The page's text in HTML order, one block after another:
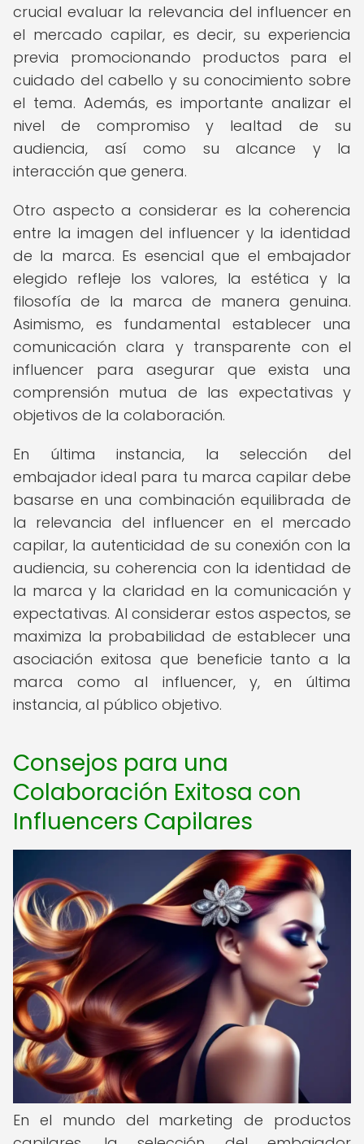
crucial evaluar la relevancia del influencer en
el mercado capilar, es decir, su experiencia
previa promocionando productos para el
cuidado del cabello y su conocimiento sobre
el tema. Además, es importante analizar el
nivel de compromiso y lealtad de su
audiencia, así como su alcance y la
interacción que genera.
Otro aspecto a considerar es la coherencia
entre la imagen del influencer y la identidad
de la marca. Es esencial que el embajador
elegido refleje los valores, la estética y la
filosofía de la marca de manera genuina.
Asimismo, es fundamental establecer una
comunicación clara y transparente con el
influencer para asegurar que exista una
comprensión mutua de las expectativas y
objetivos de la colaboración.
En última instancia, la selección del
embajador ideal para tu marca capilar debe
basarse en una combinación equilibrada de
la relevancia del influencer en el mercado
capilar, la autenticidad de su conexión con la
audiencia, su coherencia con la identidad de
la marca y la claridad en la comunicación y
expectativas. Al considerar estos aspectos, se
maximiza la probabilidad de establecer una
asociación exitosa que beneficie tanto a la
marca como al influencer, y, en última
instancia, al público objetivo.
Consejos para una
Colaboración Exitosa con
Influencers Capilares
En el mundo del marketing de productos